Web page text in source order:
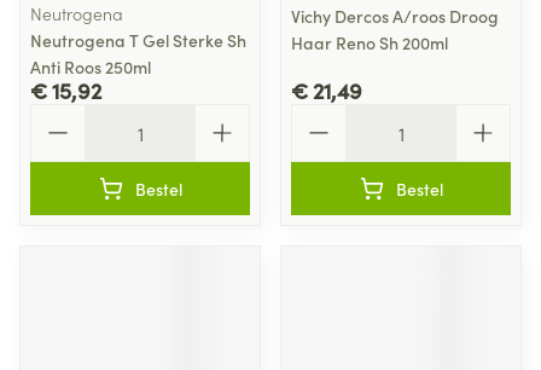
Neutrogena
Neutrogena T Gel Sterke Sh
Anti Roos 250ml
€ 15,92
Bestel
Vichy Dercos A/roos Droog
Haar Reno Sh 200ml
€ 21,49
Bestel